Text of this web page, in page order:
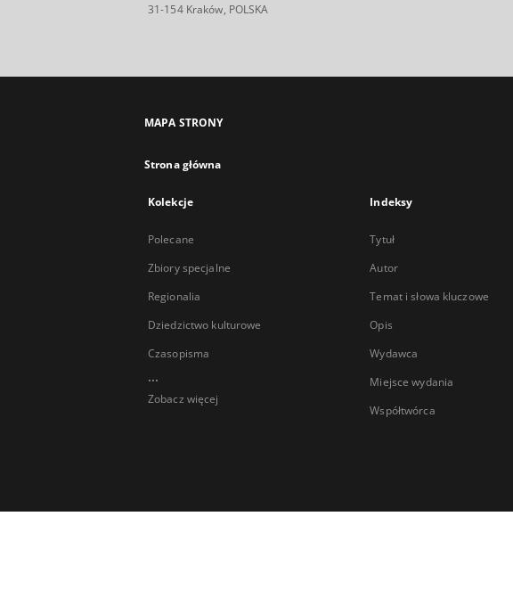
31-154 Kraków, POLSKA
MAPA STRONY
Strona główna
Kolekcje
Polecane
Zbiory specjalne
Regionalia
Dziedzictwo kulturowe
Czasopisma
...
Zobacz więcej
Indeksy
Tytuł
Autor
Temat i słowa kluczowe
Opis
Wydawca
Miejsce wydania
Współtwórca